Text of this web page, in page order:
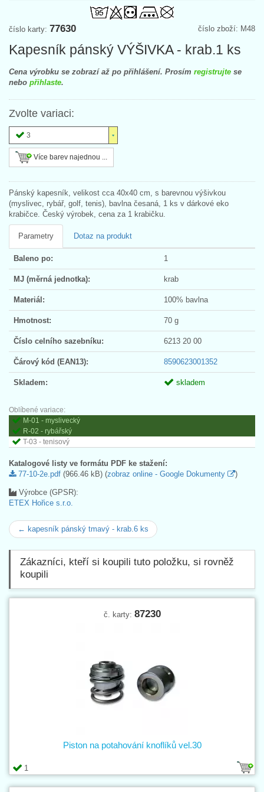
číslo zboží: M48
číslo karty: 77630
Kapesník pánský VÝŠIVKA - krab.1 ks
Cena výrobku se zobrazí až po přihlášení. Prosím registrujte se
nebo přihlaste.
Zvolte variaci:
3
Více barev najednou ...
Pánský kapesník, velikost cca 40x40 cm, s barevnou výšivkou
(myslivec, rybář, golf, tenis), bavlna česaná, 1 ks v dárkové eko
krabičce. Český výrobek, cena za 1 krabičku.
Parametry Dotaz na produkt
Baleno po: 1
MJ (měrná jednotka): krab
Materiál: 100% bavlna
Hmotnost: 70 g
Číslo celního sazebníku: 6213 20 00
Čárový kód (EAN13): 8590623001352
Skladem: skladem
Oblíbené variace:
M-01 - myslivecký
R-02 - rybářský
T-03 - tenisový
Katalogové listy ve formátu PDF ke stažení:
77-10-2e.pdf (966.46 kB) (zobraz online - Google Dokumenty )
Výrobce (GPSR):
ETEX Hořice s.r.o.
← kapesník pánský tmavý - krab.6 ks
Zákazníci, kteří si koupili tuto položku, si rovněž
koupili
č. karty: 87230
1
Piston na potahování knoflíků vel.30